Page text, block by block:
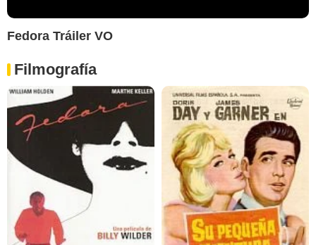
Fedora Tráiler VO
Filmografía